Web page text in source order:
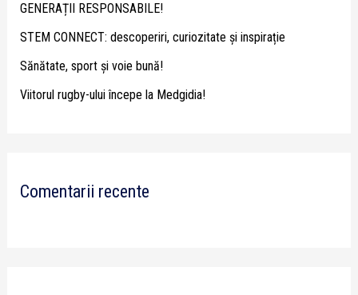
r
:
GENERAȚII RESPONSABILE!
STEM CONNECT: descoperiri, curiozitate și inspirație
Sănătate, sport și voie bună!
Viitorul rugby-ului începe la Medgidia!
Comentarii recente